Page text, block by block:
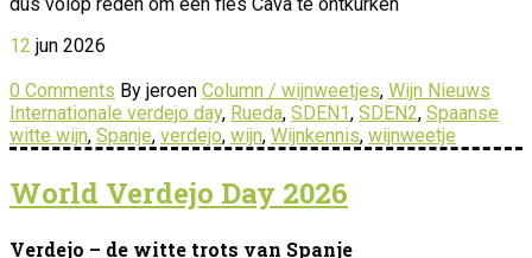
12 jun 2026
0 Comments By jeroen Column / wijnweetjes, Wijn Nieuws
Internationale verdejo day, Rueda, SDEN1, SDEN2, Spaanse
witte wijn, Spanje, verdejo, wijn, Wijnkennis, wijnweetje
World Verdejo Day 2026
Verdejo – de witte trots van Spanje